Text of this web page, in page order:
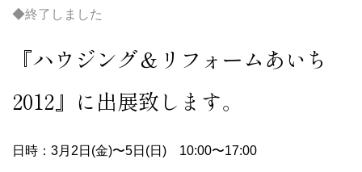
◆終了しました
『ハウジング＆リフォームあいち
2012』に出展致します。
日時：3月2日(金)〜5日(日) 10:00〜17:00